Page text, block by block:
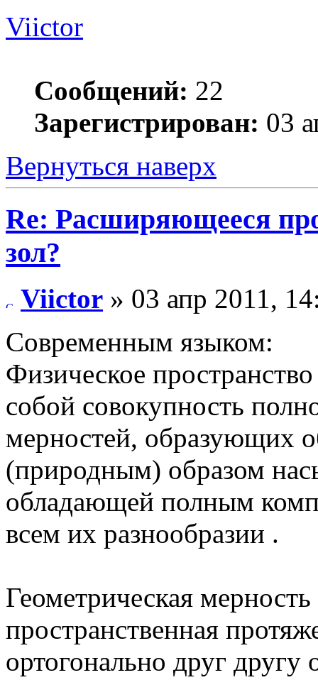
Viictor
Сообщений: 22
Зарегистрирован: 03
Вернуться наверх
Re: Расширяющееся
зол?
Viictor » 03 апр 2011,
Современным языком:
Физическое
собой совокупность
мерностей, образующих
(природным) образом
обладающей полным
всем их разнообразии .
Геометрическая
пространственная
ортогонально друг другу